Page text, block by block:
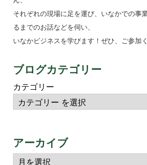
それぞれの現場に足を運び、いなかでの事
るまでのお話などを伺い、
いなかビジネスを学びます！ぜひ、ご参加
ブログカテゴリー
カテゴリー
アーカイブ